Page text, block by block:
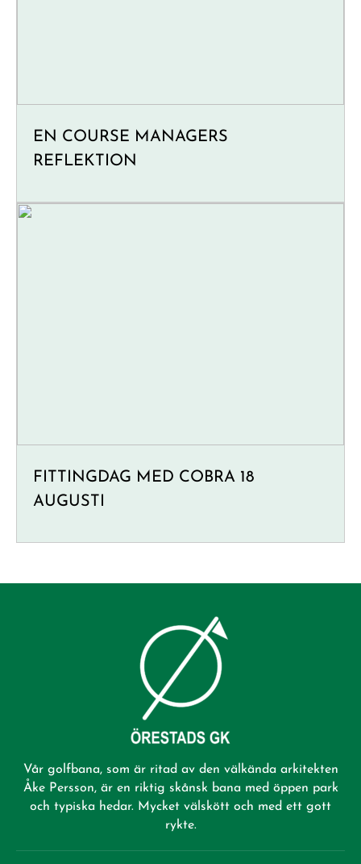
EN COURSE MANAGERS
REFLEKTION
FITTINGDAG MED COBRA 18
AUGUSTI
Vår golfbana, som är ritad av den välkända arkitekten
Åke Persson, är en riktig skånsk bana med öppen park
och typiska hedar. Mycket välskött och med ett gott
rykte.